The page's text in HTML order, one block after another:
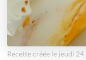
Recette créée le jeudi